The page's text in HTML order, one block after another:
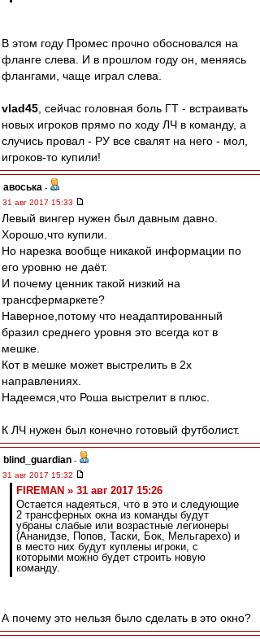
В этом году Промес прочно обосновался на
фланге слева. И в прошлом году он, меняясь
флангами, чаще играл слева.
vlad45 , сейчас головная боль ГТ - встраивать
новых игроков прямо по ходу ЛЧ в команду, а
случись провал - РУ все свалят на него - мол,
игроков-то купили!
авоська -
31 авг 2017 15:33
Левый вингер нужен был давным давно.
Хорошо,что купили.
Но нарезка вообще никакой информации по
его уровню не даёт.
И почему ценник такой низкий на
трансфермаркете?
Наверное,потому что неадаптированный
бразил среднего уровня это всегда кот в
мешке.
Кот в мешке может выстрелить в 2х
направлениях.
Надеемся,что Роша выстрелит в плюс.
К ЛЧ нужен был конечно готовый футболист.
blind_guardian -
31 авг 2017 15:32
FIREMAN » 31 авг 2017 15:26
Остается надеяться, что в это и следующие
2 трансферных окна из команды будут
убраны слабые или возрастные легионеры
(Ананидзе, Попов, Таски, Бок, Мельгарехо) и
в место них будут куплены игроки, с
которыми можно будет строить новую
команду.
А почему это нельзя было сделать в это окно?